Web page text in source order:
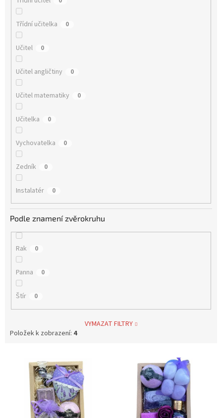
Třídní učitelka 0
Učitel 0
Učitel angličtiny 0
Učitel matematiky 0
Učitelka 0
Vychovatelka 0
Zedník 0
Instalatér 0
Podle znamení zvěrokruhu
Rak 0
Panna 0
Štír 0
VYMAZAT FILTRY
Položek k zobrazení: 4